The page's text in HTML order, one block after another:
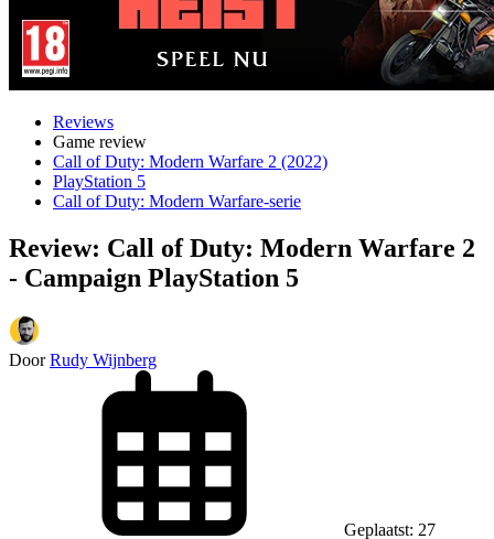
Reviews
Game review
Call of Duty: Modern Warfare 2 (2022)
PlayStation 5
Call of Duty: Modern Warfare-serie
Review: Call of Duty: Modern Warfare 2
- Campaign PlayStation 5
Door Rudy Wijnberg
Geplaatst: 27